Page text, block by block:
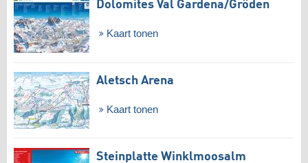
Dolomites Val Gardena/​Gröden
Kaart tonen
Aletsch Arena
Kaart tonen
Steinplatte Winklmoosalm